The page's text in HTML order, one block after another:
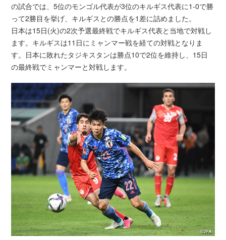
の試合では、5位のモンゴル代表が3位のキルギス代表に1-0で勝
って2勝目を挙げ、キルギスとの勝点を1差に詰めました。
日本は15日(火)の2次予選最終戦でキルギス代表と当地で対戦し
ます。キルギスは11日にミャンマー戦を経ての対戦となりま
す。日本に敗れたタジキスタンは勝点10で2位を維持し、15日
の最終戦でミャンマーと対戦します。